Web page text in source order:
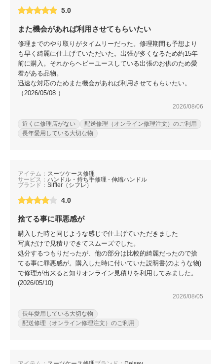
5.0
また機会があれば利用させてもらいたい
修理までのやり取りがタイムリーだった。修理期間も予想より
も早く綺麗に仕上げていただいた。出張が多くなるため約15年
前に購入。それからヘビーユースしている出張のお供のため愛
着がある品物。
迅速な対応のためまた機会があれば利用させてもらいたい。
（2026/05/08 ）
2026/08/06
近くに修理店がない
配送修理（オンライン修理注文）のご利用
長年愛用している大切な物
アイテム： スーツケース修理
サービス： ハンドル・持ち手修理 - 伸縮ハンドル
ブランド： Siffler（シフレ）
4.0
捨てる事に罪悪感が
購入した時と同じような感じで仕上げていただきました
写真だけで見積りできてスムーズでした。
処分するつもりだったが、他の部分は比較的綺麗だったので捨
てる事に罪悪感が。購入した時に付いていた説明書(のような物)
で修理が出来ると知りオンライン見積りを利用してみました。
(2026/05/10)
2026/08/05
長年愛用している大切な物
配送修理（オンライン修理注文）のご利用